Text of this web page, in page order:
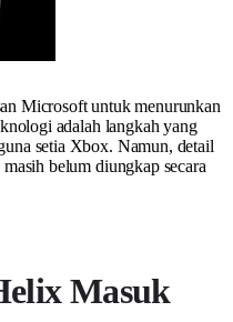
Microsoft untuk menurunkan
adalah langkah yang
setia Xbox. Namun, detail
belum diungkap secara
Masuk